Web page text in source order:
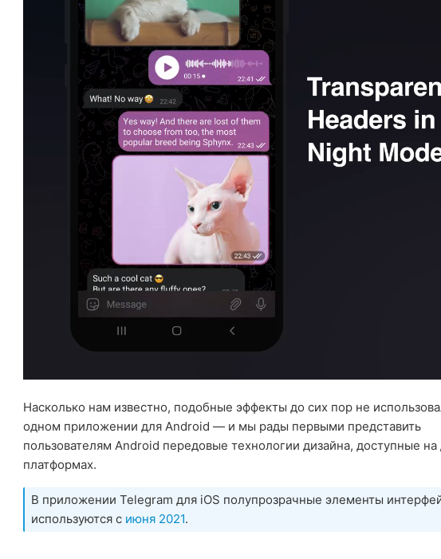
Насколько нам известно, подобные эффекты до сих пор не
одном приложении для Android — и мы рады первыми представить
пользователям Android передовые технологии дизайна, доступные на
платформах.
В приложении Telegram для iOS полупрозрачные элементы
используются с июня 2021.